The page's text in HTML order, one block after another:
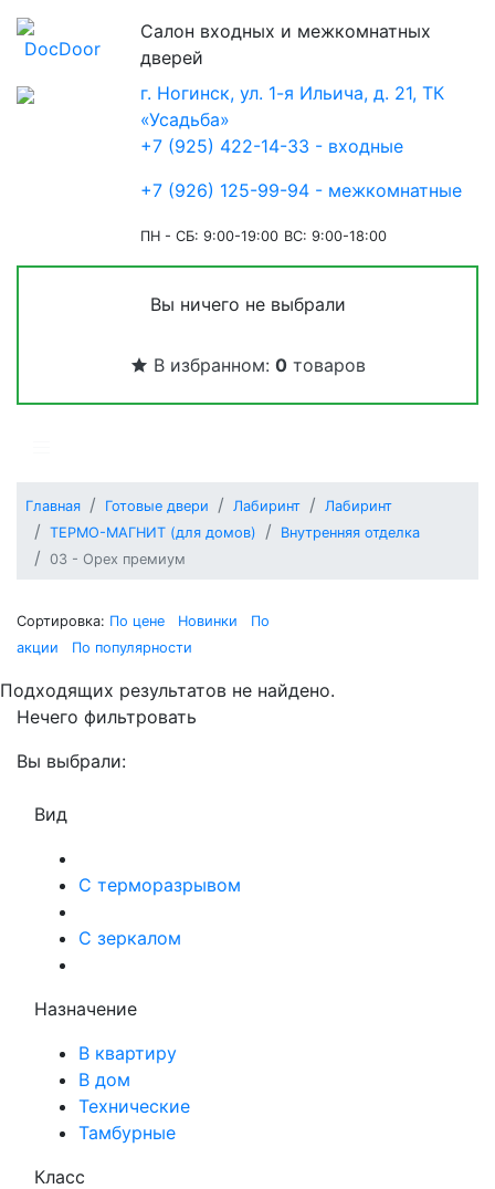
Салон входных и межкомнатных
дверей
г. Ногинск, ул. 1-я Ильича, д. 21, ТК
«Усадьба»
+7 (925) 422-14-33 - входные
+7 (926) 125-99-94 - межкомнатные
ПН - СБ: 9:00-19:00 ВС: 9:00-18:00
Вы ничего не выбрали
В избранном: 0товаров
Главная Готовые двери Лабиринт
Лабиринт
ТЕРМО-МАГНИТ (для домов)
Внутренняя отделка
03 - Орех премиум
Сортировка: По цене Новинки
По
акции
По популярности
Подходящих результатов не найдено.
Нечего фильтровать
Вы выбрали:
Вид
С терморазрывом
С зеркалом
Назначение
В квартиру
В дом
Технические
Тамбурные
Класс